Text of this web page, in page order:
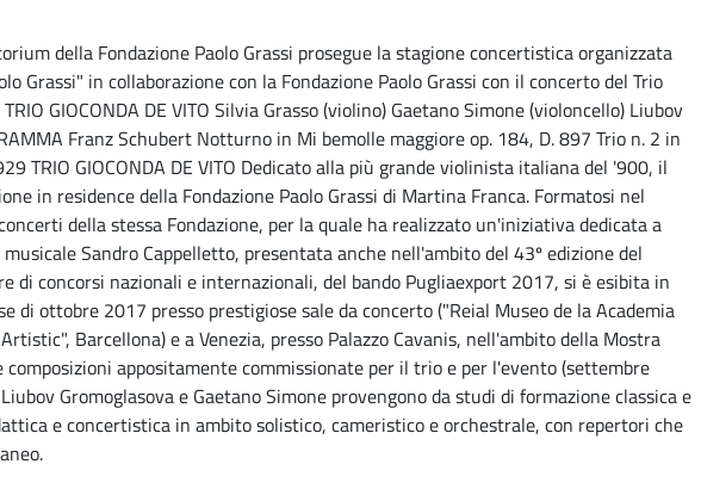
della Fondazione Paolo Grassi prosegue la stagione concertistica organizzata
Grassi" in collaborazione con la Fondazione Paolo Grassi con il concerto del Trio
GIOCONDA DE VITO Silvia Grasso (violino) Gaetano Simone (violoncello) Liubov
Franz Schubert Notturno in Mi bemolle maggiore op. 184, D. 897 Trio n. 2 in
TRIO GIOCONDA DE VITO Dedicato alla più grande violinista italiana del '900, il
in residence della Fondazione Paolo Grassi di Martina Franca. Formatosi nel
della stessa Fondazione, per la quale ha realizzato un'iniziativa dedicata a
Sandro Cappelletto, presentata anche nell'ambito del 43º edizione del
di concorsi nazionali e internazionali, del bando Pugliaexport 2017, si è esibita in
di ottobre 2017 presso prestigiose sale da concerto ("Reial Museo de la Academia
Barcellona) e a Venezia, presso Palazzo Cavanis, nell'ambito della Mostra
composizioni appositamente commissionate per il trio e per l'evento (settembre
Gromoglasova e Gaetano Simone provengono da studi di formazione classica e
e concertistica in ambito solistico, cameristico e orchestrale, con repertori che